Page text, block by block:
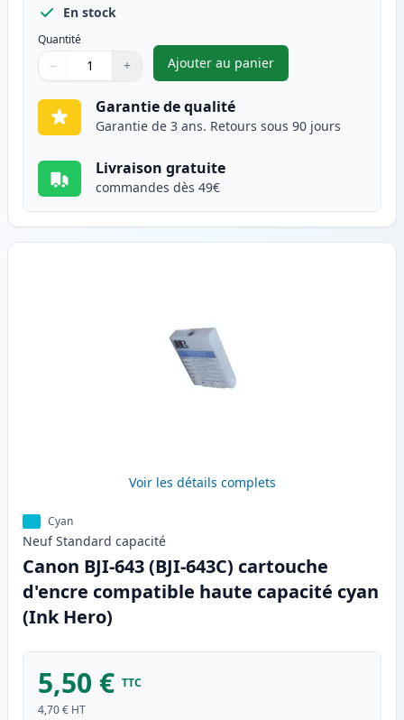
En stock
Quantité
Quantité
Utilisez les boutons pour ajuster
− +
Quantité
Ajouter au panier
,Canon BJI-643 (BJI-643BK)
Garantie de qualité
Garantie de 3 ans. Retours sous 90 jours
Livraison gratuite
commandes dès 49€
Voir les détails complets
Cyan
Neuf Standard capacité
Canon BJI-643 (BJI-643C) cartouche
d'encre compatible haute capacité cyan
(Ink Hero)
5,50 € TTC
4,70 € HT